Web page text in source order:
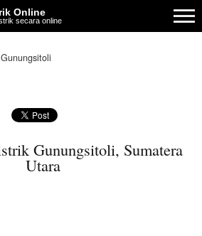
Online
secara online
Gunungsitoli
Gunungsitoli, Sumatera
Utara